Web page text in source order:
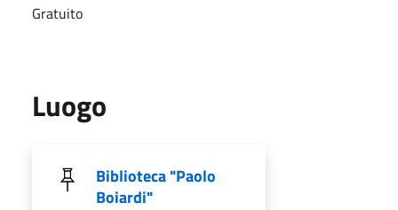
Gratuito
Luogo
Biblioteca "Paolo
Boiardi"